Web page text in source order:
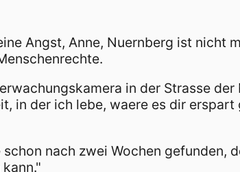
Angst, Anne, Nuernberg ist nicht
in der Strasse
in der ich lebe, waere es dir
nach zwei Wochen gefunden,